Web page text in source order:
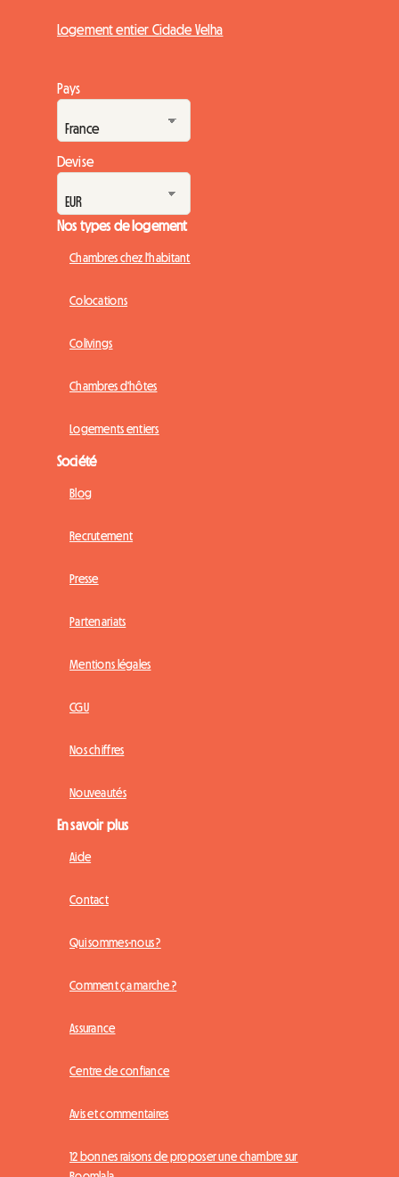
Logement entier Cidade Velha
Pays
Devise
Nos types de logement
Chambres chez l'habitant
Colocations
Colivings
Chambres d'hôtes
Logements entiers
Société
Blog
Recrutement
Presse
Partenariats
Mentions légales
CGU
Nos chiffres
Nouveautés
En savoir plus
Aide
Contact
Qui sommes-nous ?
Comment ça marche ?
Assurance
Centre de confiance
Avis et commentaires
12 bonnes raisons de proposer une chambre sur